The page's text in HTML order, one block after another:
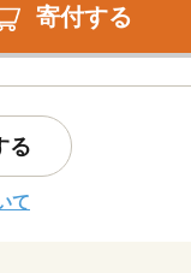
寄付する
る
て